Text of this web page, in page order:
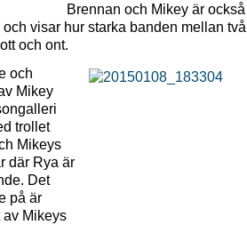
Brennan och Mikey är
visar hur starka banden mellan
och ont.
och
Mikey
trollet
Mikeys
där Rya är
Det
på är
av Mikeys